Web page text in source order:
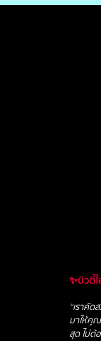
✨บิวตี้ไ
“เราคัด
มาให้คุ
สุด ไม่ต้